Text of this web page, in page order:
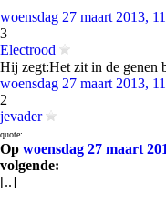
woensdag 27 maart 2013,
3
Electrood
Hij zegt:Het zit in de genen
woensdag 27 maart 2013,
2
jevader
quote:
Op woensdag 27 maart
volgende:
[..]